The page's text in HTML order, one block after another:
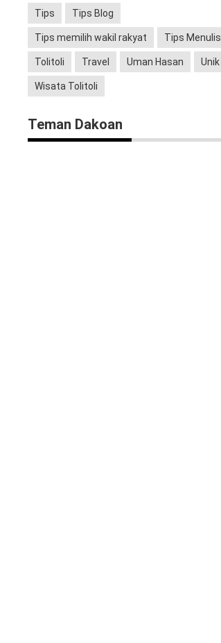
Tips Tips Blog
Tips memilih wakil rakyat Tips Menulis
Tolitoli Travel Uman Hasan Unik
Wisata Tolitoli
Teman Dakoan